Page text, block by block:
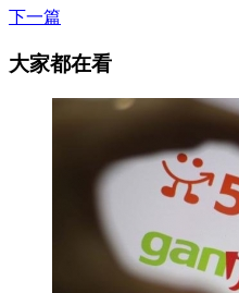
下一篇
大家都在看